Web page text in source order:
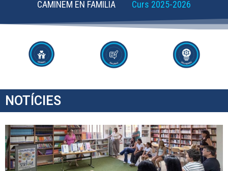
CAMINEM EN FAMILIA Curs 2025-2026
NOTÍCIES